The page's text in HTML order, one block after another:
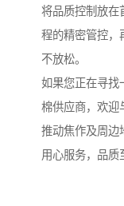
将品质控制放在
程的精密管控，
不放松。
如果您正在寻找
棉供应商，欢迎
推动焦作及周边
用心服务，品